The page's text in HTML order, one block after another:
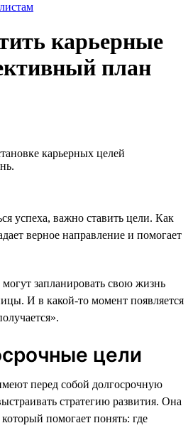
карьерные
план
карьерных целей
успеха, важно ставить цели. Как
верное направление и помогает
запланировать свою жизнь
И в какой-то момент появляется
цели
перед собой долгосрочную
стратегию развития. Она
помогает понять: где